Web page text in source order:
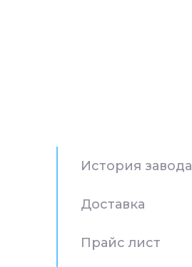
История завода
Доставка
Прайс лист